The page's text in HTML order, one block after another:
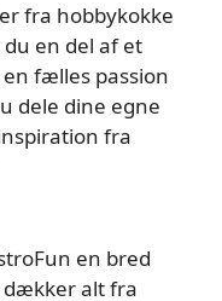
fra hobbykokke
en del af et
fælles passion
dele dine egne
fra
en bred
dækker alt fra